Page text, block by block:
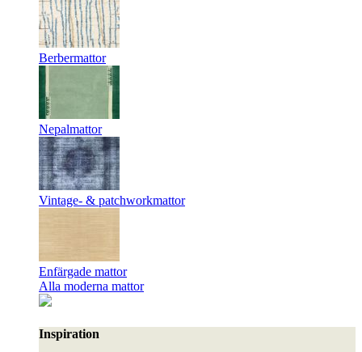
Berbermattor
Nepalmattor
Vintage- & patchworkmattor
Enfärgade mattor
Alla moderna mattor
Inspiration